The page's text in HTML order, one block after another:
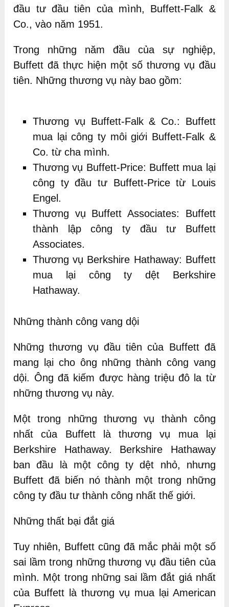
đầu tư đầu tiên của mình, Buffett-Falk &
Co., vào năm 1951.
Trong những năm đầu của sự nghiệp,
Buffett đã thực hiện một số thương vụ đầu
tiên. Những thương vụ này bao gồm:
Thương vụ Buffett-Falk & Co.: Buffett
mua lại công ty môi giới Buffett-Falk &
Co. từ cha mình.
Thương vụ Buffett-Price: Buffett mua lại
công ty đầu tư Buffett-Price từ Louis
Engel.
Thương vụ Buffett Associates: Buffett
thành lập công ty đầu tư Buffett
Associates.
Thương vụ Berkshire Hathaway: Buffett
mua lại công ty dệt Berkshire
Hathaway.
Những thành công vang dội
Những thương vụ đầu tiên của Buffett đã
mang lại cho ông những thành công vang
dội. Ông đã kiếm được hàng triệu đô la từ
những thương vụ này.
Một trong những thương vụ thành công
nhất của Buffett là thương vụ mua lại
Berkshire Hathaway. Berkshire Hathaway
ban đầu là một công ty dệt nhỏ, nhưng
Buffett đã biến nó thành một trong những
công ty đầu tư thành công nhất thế giới.
Những thất bại đắt giá
Tuy nhiên, Buffett cũng đã mắc phải một số
sai lầm trong những thương vụ đầu tiên của
mình. Một trong những sai lầm đắt giá nhất
của Buffett là thương vụ mua lại American